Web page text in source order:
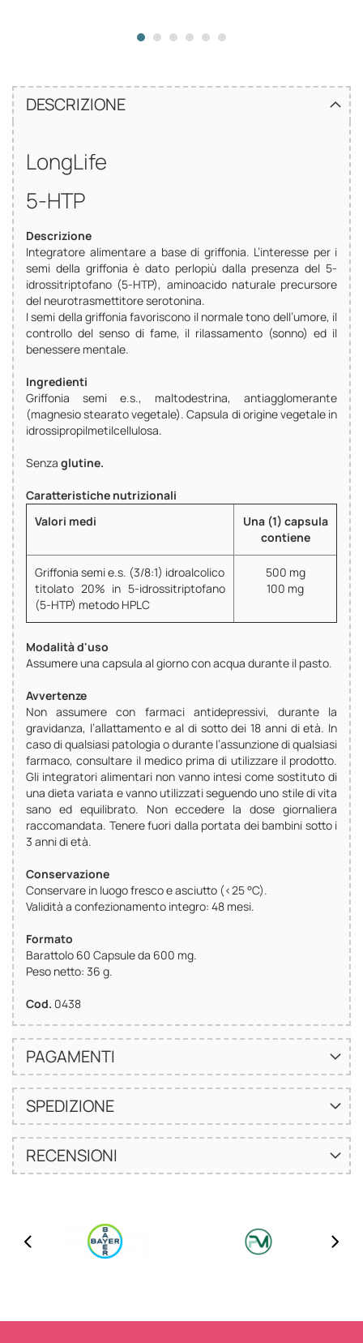
DESCRIZIONE
LongLife
5-HTP
Descrizione
Integratore alimentare a base di griffonia. L’interesse per i
semi della griffonia è dato perlopiù dalla presenza del 5-
idrossitriptofano (5-HTP), aminoacido naturale precursore
del neurotrasmettitore serotonina.
I semi della griffonia favoriscono il normale tono dell’umore, il
controllo del senso di fame, il rilassamento (sonno) ed il
benessere mentale.
Ingredienti
Griffonia semi e.s., maltodestrina, antiagglomerante
(magnesio stearato vegetale). Capsula di origine vegetale in
idrossipropilmetilcellulosa.
Senza glutine.
Caratteristiche nutrizionali
Valori medi
Una (1) capsula
contiene
Griffonia semi e.s. (3/8:1) idroalcolico
titolato 20% in 5-idrossitriptofano
(5-HTP) metodo HPLC
500 mg
100 mg
Modalità d'uso
Assumere una capsula al giorno con acqua durante il pasto.
Avvertenze
Non assumere con farmaci antidepressivi, durante la
gravidanza, l’allattamento e al di sotto dei 18 anni di età. In
caso di qualsiasi patologia o durante l’assunzione di qualsiasi
farmaco, consultare il medico prima di utilizzare il prodotto.
Gli integratori alimentari non vanno intesi come sostituto di
una dieta variata e vanno utilizzati seguendo uno stile di vita
sano ed equilibrato. Non eccedere la dose giornaliera
raccomandata. Tenere fuori dalla portata dei bambini sotto i
3 anni di età.
Conservazione
Conservare in luogo fresco e asciutto (<25 °C).
Validità a confezionamento integro: 48 mesi.
Formato
Barattolo 60 Capsule da 600 mg.
Peso netto: 36 g.
Cod. 0438
PAGAMENTI
SPEDIZIONE
RECENSIONI